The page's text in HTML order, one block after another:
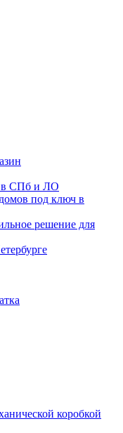
в СПб и ЛО
под ключ в
решение для
коробкой